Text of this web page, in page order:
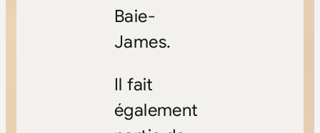
Baie-
James.
Il fait
également